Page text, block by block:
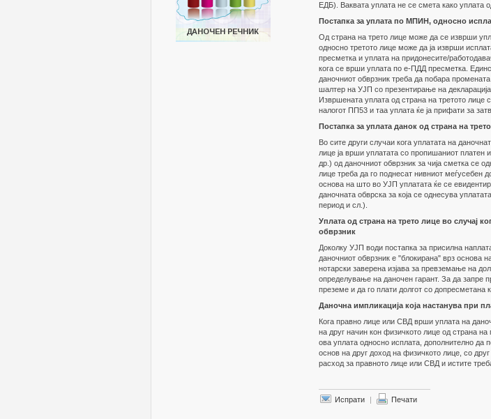
ЕДБ). Ваквата уплата не се смета како уплата
Постапка за уплата по МПИН, односно
Од страна на трето лице може да се изврши
односно третото лице може да ја изврши
пресметка и уплата на придонесите/
кога се врши уплата по е-ПДД пресметка.
даночниот обврзник треба да побара
шалтер на УЈП со презентирање на
Извршената уплата од страна на третото лице
налогот ПП53 и таа уплата ќе ја прифати за
Постапка за уплата данок од страна на
Во сите други случаи кога уплатата на
лице ја врши уплатата со пропишаниот
др.) од даночниот обврзник за чија сметка се
лице треба да го поднесат нивниот меѓусебен
основа на што во УЈП уплатата ќе се
даночната обврска за која се однесува
период и сл.).
Уплата од страна на трето лице во случај
обврзник
Доколку УЈП води постапка за присилна
даночниот обврзник е "блокирана" врз основа
нотарски заверена изјава за превземање на
определување на даночен гарант. За да запре
преземе и да го плати долгот со допресметана
Даночна импликација која настанува при
Кога правно лице или СВД врши уплата на
на друг начин кон физичкото лице од страна
ова уплата односно исплата, дополнително
основ на друг доход на физичкото лице, со
расход за правното лице или СВД и истите
Испрати | Печати